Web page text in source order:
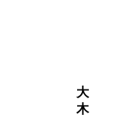
大
木